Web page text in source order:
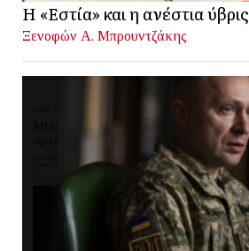
Η «Εστία» και η ανέστια ύβρις
Ξενοφών Α. Μπρουντζάκης